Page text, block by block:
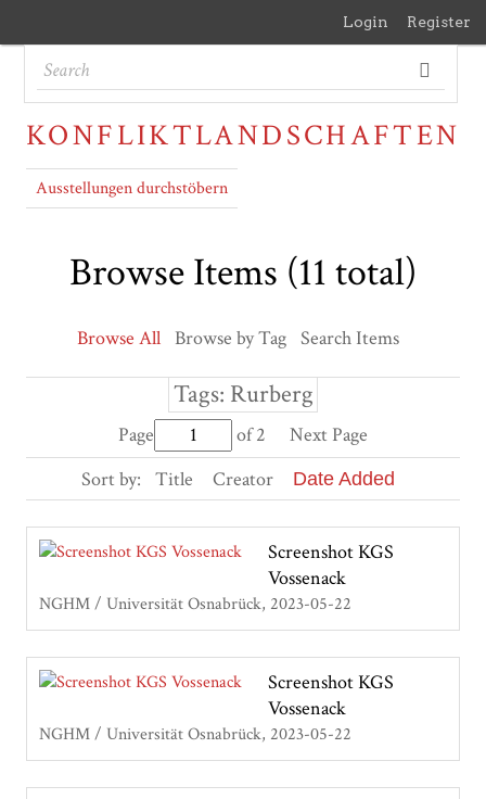
Login Register
KONFLIKTLANDSCHAFTEN
Ausstellungen durchstöbern
Browse Items (11 total)
Browse All Browse by Tag Search Items
Tags: Rurberg
Page of 2
Next Page
Sort by:
Title Creator Date Added
Screenshot KGS
Vossenack
NGHM / Universität Osnabrück 2023-05-22
Screenshot KGS
Vossenack
NGHM / Universität Osnabrück 2023-05-22